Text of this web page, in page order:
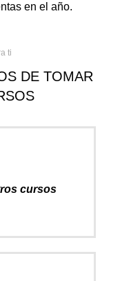
en el año.
ti
DE TOMAR
cursos